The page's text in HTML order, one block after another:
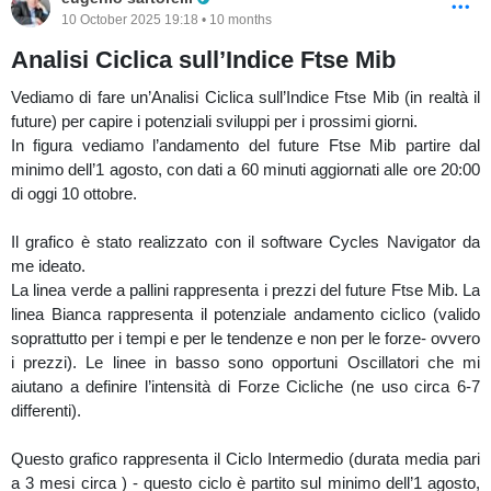
10 October 2025 19:18 • 10 months
Analisi Ciclica sull’Indice Ftse Mib
Vediamo di fare un’Analisi Ciclica sull’Indice Ftse Mib (in realtà il
future) per capire i potenziali sviluppi per i prossimi giorni.
In figura vediamo l’andamento del future Ftse Mib partire dal
minimo dell’1 agosto, con dati a 60 minuti aggiornati alle ore 20:00
di oggi 10 ottobre.
Il grafico è stato realizzato con il software Cycles Navigator da
me ideato.
La linea verde a pallini rappresenta i prezzi del future Ftse Mib. La
linea Bianca rappresenta il potenziale andamento ciclico (valido
soprattutto per i tempi e per le tendenze e non per le forze- ovvero
i prezzi). Le linee in basso sono opportuni Oscillatori che mi
aiutano a definire l’intensità di Forze Cicliche (ne uso circa 6-7
differenti).
Questo grafico rappresenta il Ciclo Intermedio (durata media pari
a 3 mesi circa ) - questo ciclo è partito sul minimo dell’1 agosto,